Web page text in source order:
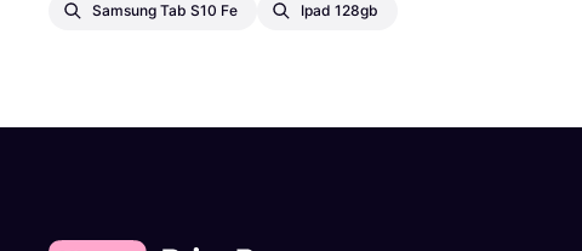
Samsung Tab S10 Fe Ipad 128gb